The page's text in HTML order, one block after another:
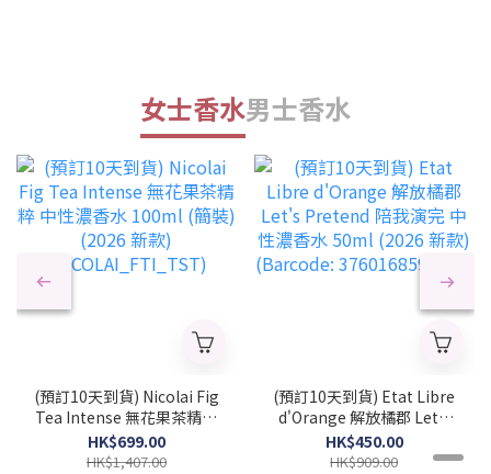
女士香水男士香水
(預訂10天到貨) Nicolai Fig
Tea Intense 無花果茶精粹
中性濃香水 100ml (簡裝)
(2026 新款)
HK$699.00
HK$1,407.00
(預訂10天到貨) Etat Libre
d'Orange 解放橘郡 Let's
Pretend 陪我演完 中性濃
香水 50ml (2026 新款)
HK$450.00
HK$909.00